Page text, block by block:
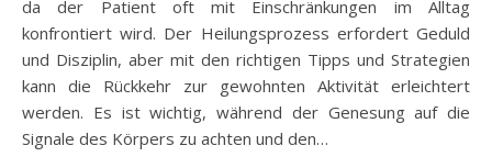
da der Patient oft mit Einschränkungen im Alltag
konfrontiert wird. Der Heilungsprozess erfordert Geduld
und Disziplin, aber mit den richtigen Tipps und Strategien
kann die Rückkehr zur gewohnten Aktivität erleichtert
werden. Es ist wichtig, während der Genesung auf die
Signale des Körpers zu achten und den…